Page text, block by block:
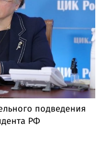
подведения
РФ